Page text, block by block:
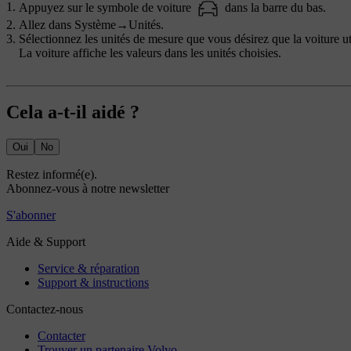
Appuyez sur le symbole de voiture
dans la barre du bas.
Allez dans Système→Unités.
Sélectionnez les unités de mesure que vous désirez que la voiture
La voiture affiche les valeurs dans les unités choisies.
Cela a-t-il aidé ?
Oui No